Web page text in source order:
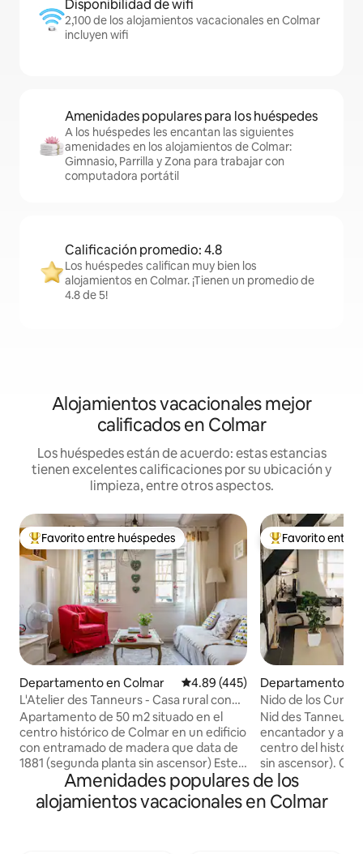
Disponibilidad de wifi
2,100 de los alojamientos vacacionales en Colmar
incluyen wifi
Amenidades populares para los huéspedes
A los huéspedes les encantan las siguientes
amenidades en los alojamientos de Colmar:
Gimnasio, Parrilla y Zona para trabajar con
computadora portátil
Calificación promedio: 4.8
Los huéspedes califican muy bien los
alojamientos en Colmar. ¡Tienen un promedio de
4.8 de 5!
Alojamientos vacacionales mejor
calificados en Colmar
Los huéspedes están de acuerdo: estas estancias
tienen excelentes calificaciones por su ubicación y
limpieza, entre otros aspectos.
De los mejores en Favorito entre huéspedes
Favorito entre huéspedes
Departamento en Colmar Calificación promedio: 4.89 de
4.89 (445)
L'Atelier des Tanneurs - Casa rural con
encanto en el centro histórico de
Colmar
Apartamento de 50 m2 situado en el
centro histórico de Colmar en un edificio
con entramado de madera que data de
1881 (segunda planta sin ascensor) Este
apartamento consta de: Un salón
comedor equipado con un sofá cama
para 2 personas de 1,40 x 2,00 m Este
De los mejores
Favorito entre
Departamento en
Nido de los
bedrooms (1 aire
Nid des
encantador y atípico
centro del
sin ascensor).
techo de azulejos
mercados
con vigas
Amenidades populares de los
alojamientos vacacionales en Colmar